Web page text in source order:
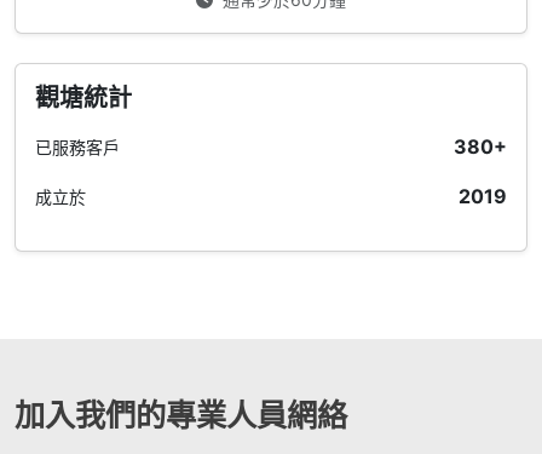
觀塘統計
已服務客戶 380+
成立於 2019
加入我們的專業人員網絡